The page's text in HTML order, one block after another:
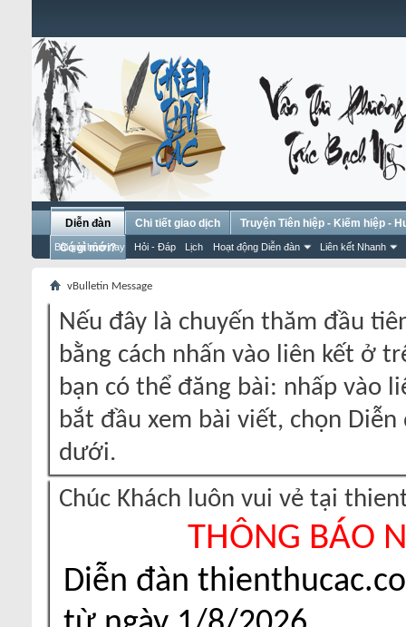
Diễn đàn
Bài gửi hôm nay Hỏi - Đáp Lịch Hoạt động Diễn đàn Liên kết Nhanh
Chi tiết giao dịch
Truyện Tiên hiệp - Kiếm hiệp -
Có gì mới?
vBulletin Message
Nếu đây là chuyến thăm đầu
bằng cách nhấn vào liên kết ở
bạn có thể đăng bài: nhấp vào
bắt đầu xem bài viết, chọn
dưới.
Chúc Khách luôn vui vẻ tại
THÔNG BÁO
Diễn đàn